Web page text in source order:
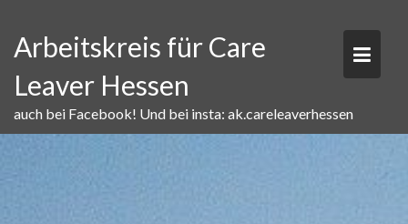
content
Arbeitskreis für Care
Leaver Hessen
auch bei Facebook! Und bei insta: ak.careleaverhessen